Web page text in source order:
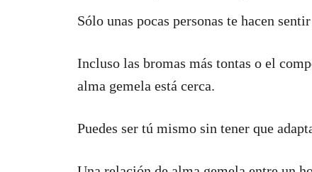
Sólo unas pocas personas te hacen
Incluso las bromas más tontas o el
alma gemela está cerca.
Puedes ser tú mismo sin tener que